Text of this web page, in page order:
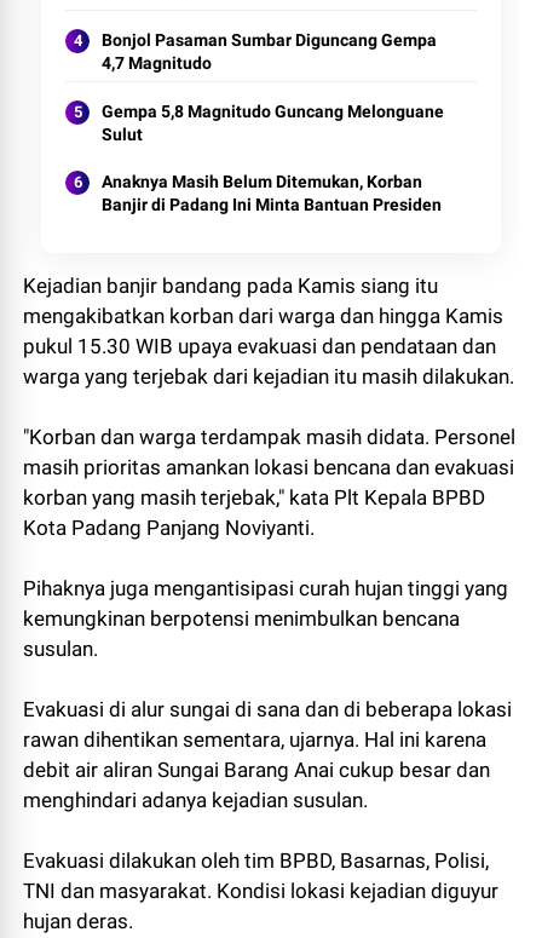
Bonjol Pasaman Sumbar Diguncang Gempa
4,7 Magnitudo
Gempa 5,8 Magnitudo Guncang Melonguane
Sulut
Anaknya Masih Belum Ditemukan, Korban
Banjir di Padang Ini Minta Bantuan Presiden
Kejadian banjir bandang pada Kamis siang itu
mengakibatkan korban dari warga dan hingga Kamis
pukul 15.30 WIB upaya evakuasi dan pendataan dan
warga yang terjebak dari kejadian itu masih dilakukan.
"Korban dan warga terdampak masih didata. Personel
masih prioritas amankan lokasi bencana dan evakuasi
korban yang masih terjebak," kata Plt Kepala BPBD
Kota Padang Panjang Noviyanti.
Pihaknya juga mengantisipasi curah hujan tinggi yang
kemungkinan berpotensi menimbulkan bencana
susulan.
Evakuasi di alur sungai di sana dan di beberapa lokasi
rawan dihentikan sementara, ujarnya. Hal ini karena
debit air aliran Sungai Barang Anai cukup besar dan
menghindari adanya kejadian susulan.
Evakuasi dilakukan oleh tim BPBD, Basarnas, Polisi,
TNI dan masyarakat. Kondisi lokasi kejadian diguyur
hujan deras.